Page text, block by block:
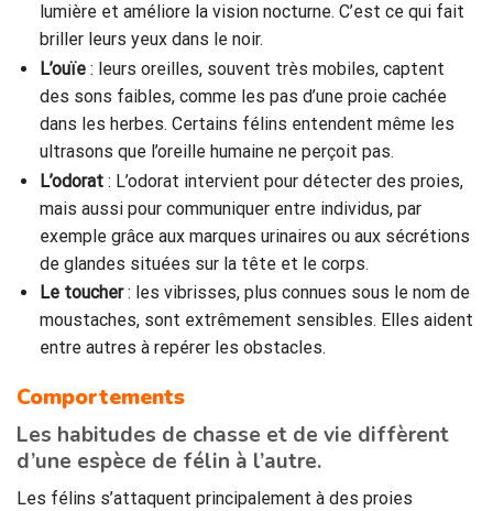
lumière et améliore la vision nocturne. C’est ce qui fait
briller leurs yeux dans le noir.
L’ouïe: leurs oreilles, souvent très mobiles, captent
des sons faibles, comme les pas d’une proie cachée
dans les herbes. Certains félins entendent même les
ultrasons que l’oreille humaine ne perçoit pas.
L’odorat: L’odorat intervient pour détecter des proies,
mais aussi pour communiquer entre individus, par
exemple grâce aux marques urinaires ou aux sécrétions
de glandes situées sur la tête et le corps.
Le toucher: les vibrisses, plus connues sous le nom de
moustaches, sont extrêmement sensibles. Elles aident
entre autres à repérer les obstacles.
Comportements
Les habitudes de chasse et de vie diffèrent
d’une espèce de félin à l’autre.
Les félins s’attaquent principalement à des proies